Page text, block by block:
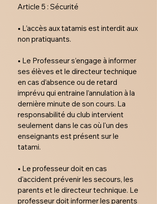
Article 5 : Sécurité
• L’accès aux tatamis est interdit aux
non pratiquants.
• Le Professeur s’engage à informer
ses élèves et le directeur technique
en cas d’absence ou de retard
imprévu qui entraine l’annulation à la
dernière minute de son cours. La
responsabilité du club intervient
seulement dans le cas où l'un des
enseignants est présent sur le
tatami.
• Le professeur doit en cas
d'accident prévenir les secours, les
parents et le directeur technique. Le
professeur doit informer les parents